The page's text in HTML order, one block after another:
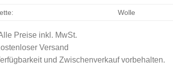
Wolle
Preise inkl. MwSt.
Versand
und Zwischenverkauf vorbehalten.